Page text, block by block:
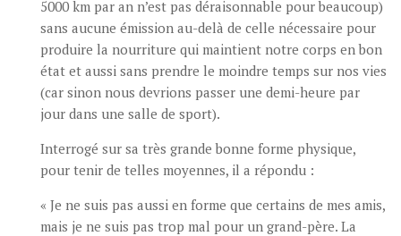
5000 km par an n’est pas déraisonnable pour beaucoup)
sans aucune émission au-delà de celle nécessaire pour
produire la nourriture qui maintient notre corps en bon
état et aussi sans prendre le moindre temps sur nos vies
(car sinon nous devrions passer une demi-heure par
jour dans une salle de sport).
Interrogé sur sa très grande bonne forme physique,
pour tenir de telles moyennes, il a répondu :
« Je ne suis pas aussi en forme que certains de mes amis,
mais je ne suis pas trop mal pour un grand-père. La